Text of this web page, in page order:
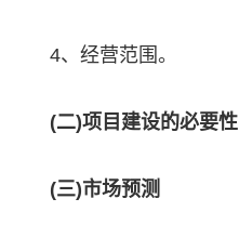
4、经营范围。
(二)项目建设的必要性
(三)市场预测